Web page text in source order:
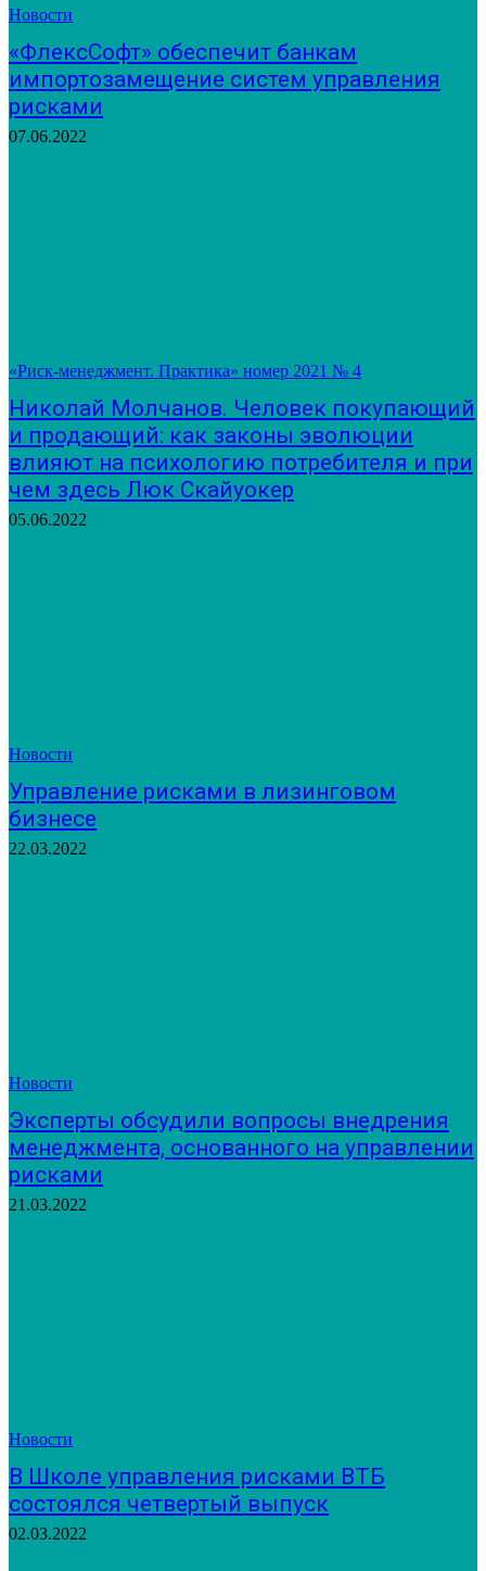
Новости
«ФлексСофт» обеспечит банкам
импортозамещение систем управления
рисками
07.06.2022
«Риск-менеджмент. Практика» номер 2021 № 4
Николай Молчанов. Человек покупающий
и продающий: как законы эволюции
влияют на психологию потребителя и при
чем здесь Люк Скайуокер
05.06.2022
Новости
Управление рисками в лизинговом
бизнесе
22.03.2022
Новости
Эксперты обсудили вопросы внедрения
менеджмента, основанного на управлении
рисками
21.03.2022
Новости
В Школе управления рисками ВТБ
состоялся четвертый выпуск
02.03.2022